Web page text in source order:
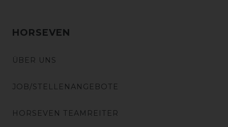
HORSEVEN
ÜBER UNS
JOB/STELLENANGEBOTE
HORSEVEN TEAMREITER